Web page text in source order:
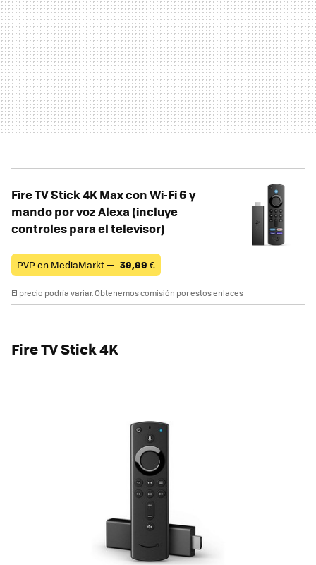
Fire TV Stick 4K Max con Wi-Fi 6 y
mando por voz Alexa (incluye
controles para el televisor)
PVP en MediaMarkt — 39,99 €
El precio podría variar. Obtenemos comisión por estos enlaces
Fire TV Stick 4K